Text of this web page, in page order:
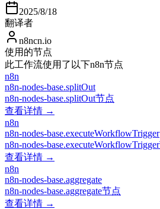
2025/8/18
翻译者
n8ncn.io
使用的节点
此工作流使用了以下n8n节点
n8n
n8n-nodes-base.splitOut
n8n-nodes-base.splitOut节点
查看详情 →
n8n
n8n-nodes-base.executeWorkflowTrigger
n8n-nodes-
查看详情 →
n8n
n8n-nodes-base.aggregate
n8n-nodes-base.aggregate节点
查看详情 →